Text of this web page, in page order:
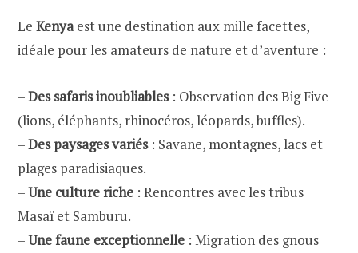
Le Kenyaest une destination aux mille facettes,
idéale pour les amateurs de nature et d’aventure :
–Des safaris inoubliables: Observation des Big Five
(lions, éléphants, rhinocéros, léopards, buffles).
–Des paysages variés: Savane, montagnes, lacs et
plages paradisiaques.
–Une culture riche : Rencontres avec les tribus
Masaï et Samburu.
–Une faune exceptionnelle : Migration des gnous